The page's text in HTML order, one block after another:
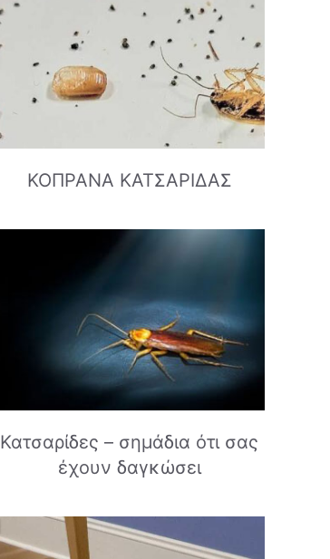
ΚΟΠΡΑΝΑ ΚΑΤΣΑΡΙΔΑΣ
Κατσαρίδες – σημάδια ότι σας
έχουν δαγκώσει